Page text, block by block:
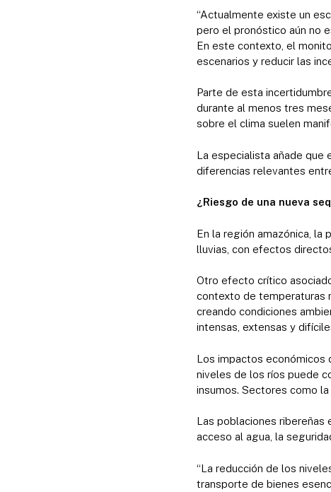
“Actualmente existe un
pero el pronóstico aún no
En este contexto, el
escenarios y reducir las
Parte de esta
durante al menos tres
sobre el clima suelen
La especialista añade que
diferencias relevantes
¿Riesgo de una nueva
En la región amazónica,
lluvias, con efectos
Otro efecto crítico
contexto de temperaturas
creando condiciones
intensas, extensas y
Los impactos económicos
niveles de los ríos puede
insumos. Sectores como
Las poblaciones ribereñas
acceso al agua, la
“La reducción de los
transporte de bienes